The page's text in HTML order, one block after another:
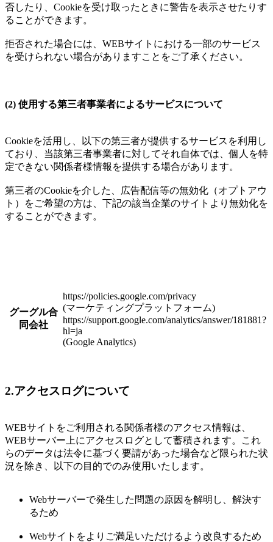
否したり、Cookieを受け取ったときに警告を表示させたりす
ることができます。
拒否された場合には、WEBサイトにおける一部のサービス
を受けられない場合がありますことをご了承ください。
(2) 使用する第三者事業者によるサービスについて
Cookieを活用し、以下の第三者が提供するサービスを利用し
ており、当該第三者事業者に対してそれ自体では、個人を特
定できない関係者様情報を提供する場合があります。
第三者のCookieを介した、広告配信等の無効化（オプトアウ
ト）をご希望の方は、下記の該当企業のサイトより無効化を
することができます。
グーグル合
同会社
https://policies.google.com/privacy
(マーケティングプラットフォーム)
https://support.google.com/analytics/answer/181881?
hl=ja
(Google Analytics)
2.アクセスログについて
WEBサイトをご利用される関係者様のアクセス情報は、
WEBサーバー上にアクセスログとして蓄積されます。これ
らのデータは法令に基づく要請があった場合など限られた状
況を除き、以下の目的でのみ使用いたします。
Webサーバーで発生した問題の原因を解明し、解決す
るため
Webサイトをよりご満足いただけるよう改良するため